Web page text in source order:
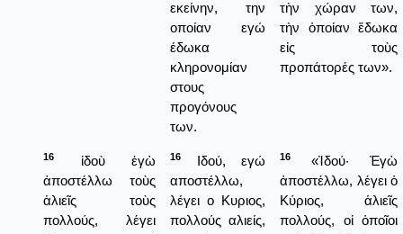
εκείνην, την
οποίαν εγώ
έδωκα
κληρονομίαν
στους
προγόνους
των.
τὴν χώραν των,
τὴν ὁποίαν ἔδωκα
εἰς τοὺς
προπάτορές των».
16
ἰδοὺ ἐγὼ
ἀποστέλλω τοὺς
ἁλιεῖς τοὺς
πολλούς, λέγει
16
Ιδού, εγώ
αποστέλλω,
λέγει ο Κυριος,
πολλούς αλιείς,
16
«Ἰδού· Ἐγὼ
ἀποστέλλω, λέγει ὁ
Κύριος, ἁλιεῖς
πολλούς, οἱ ὁποῖοι